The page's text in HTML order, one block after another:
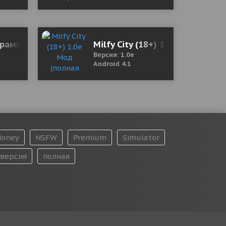
онлайн 1.5.16 Мод (полная версия)
Milfy City (18+) 1.0e Мод
Версия: 1.0e
Android 4.1
NSFW Premium
Simulator
версия
полная